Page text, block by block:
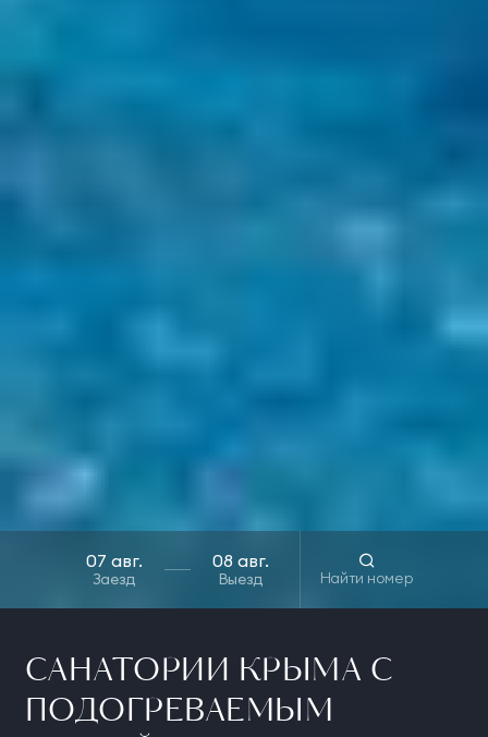
САНАТОРИИ КРЫМА С
ПОДОГРЕВАЕМЫМ
Заезд Выезд Найти номер